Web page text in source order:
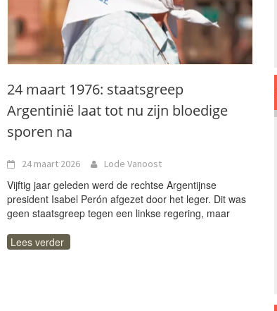
24 maart 1976: staatsgreep
Argentinië laat tot nu zijn bloedige
sporen na
24 maart 2026 Lode Vanoost
Vijftig jaar geleden werd de rechtse Argentijnse
president Isabel Perón afgezet door het leger. Dit was
geen staatsgreep tegen een linkse regering, maar
Lees verder